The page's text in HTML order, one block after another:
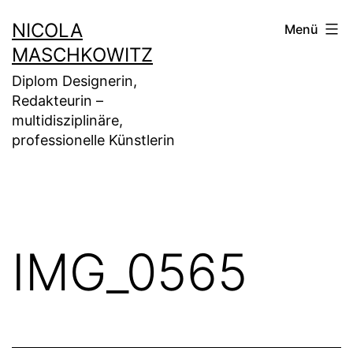
Inhalt
springen
NICOLA
MASCHKOWITZ
Diplom Designerin,
Redakteurin –
multidisziplinäre,
professionelle Künstlerin
Menü
IMG_0565